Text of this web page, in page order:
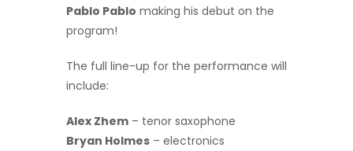
Pablo Pablo making his debut on the
program!
The full line-up for the performance will
include:
Alex Zhem – tenor saxophone
Bryan Holmes – electronics